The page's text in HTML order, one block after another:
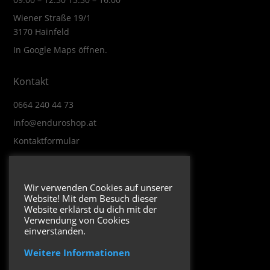
Wiener Straße 19/1
3170 Hainfeld
In Google Maps öffnen.
Kontakt
0664 240 44 73
info@enduroshop.at
Kontaktformular
Impressum
Datenschutzerklärung
Folge uns
Wir verwenden Cookies auf unserer
Website! Mit dem Besuch dieser
Website erklärst du dich mit der
Verwendung von Cookies
einverstanden.
Weitere Informationen